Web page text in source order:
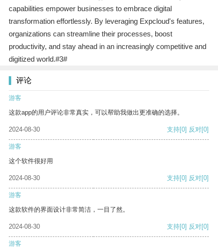
capabilities empower businesses to embrace digital
transformation effortlessly. By leveraging Expcloud's features,
organizations can streamline their processes, boost
productivity, and stay ahead in an increasingly competitive and
digitized world.#3#
评论
游客
这款app的用户评论非常真实，可以帮助我做出更准确的选择。
2024-08-30 支持[0] 反对[0]
游客
这个软件很好用
2024-08-30 支持[0] 反对[0]
游客
这款软件的界面设计非常简洁，一目了然。
2024-08-30 支持[0] 反对[0]
游客